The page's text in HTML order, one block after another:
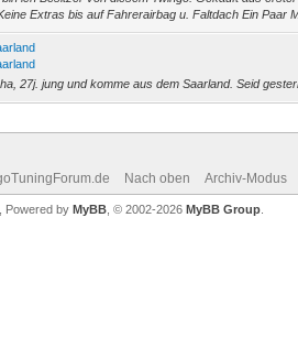
Extras bis auf Fahrerairbag u. Faltdach Ein Paar
27j. jung und komme aus dem Saarland. Seid
Nach oben Archiv-Modus
, Powered by MyBB , © 2002-2026 MyBB Group